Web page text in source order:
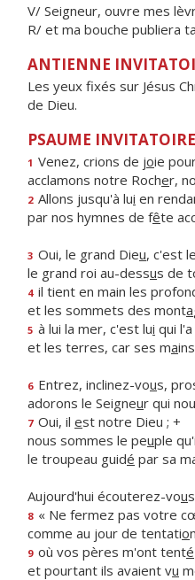
V/ Seigneur, ouvre mes
R/ et ma bouche publiera
ANTIENNE
Les yeux fixés sur Jésus
de Dieu.
PSAUME
1 Venez, crions de joie
acclamons notre Rocher,
2 Allons jusqu'à lui en
par nos hymnes de fête
3 Oui, le grand Dieu, c'est
le grand roi au-dessus de
4 il tient en main les
et les sommets des monta
5 à lui la mer, c'est lui qui
et les terres, car ses ma
6 Entrez, inclinez-vous,
adorons le Seigneur qui
7 Oui, il est notre Dieu ; +
nous sommes le peuple
le troupeau guidé par sa
Aujourd'hui écouterez-vou
8 « Ne fermez pas votre
comme au jour de tentatio
9 où vos pères m'ont tenté
et pourtant ils avaient vu